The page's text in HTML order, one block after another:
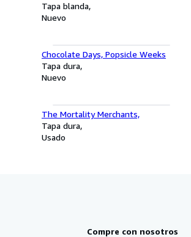
Tapa blanda
Nuevo
Chocolate Days, Popsicle Weeks
Tapa dura
Nuevo
The Mortality Merchants,
Tapa dura
Usado
Compre con nosotros